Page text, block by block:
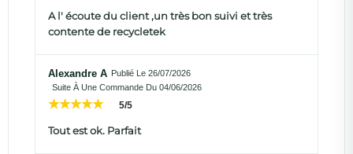
A l' écoute du client ,un très bon suivi et très
contente de recycletek
Alexandre A Publié Le 26/07/2026
Suite À Une Commande Du 04/06/2026
5/5
Tout est ok. Parfait